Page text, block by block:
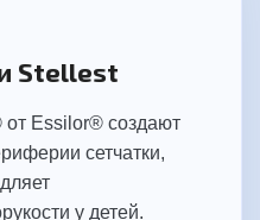
Stellest
Essilor® создают
сетчатки,
у детей.